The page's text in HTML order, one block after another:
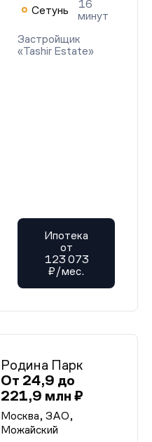
Сетунь
16
минут
Застройщик
«Tashir Estate»
Ипотека
от
123 073
₽/мес.
Родина Парк
От 24,9 до
221,9 млн ₽
Москва, ЗАО,
Можайский